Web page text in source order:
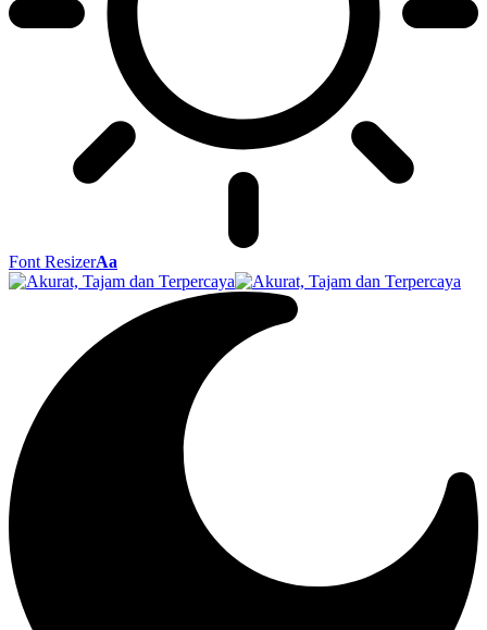
Font ResizerAa